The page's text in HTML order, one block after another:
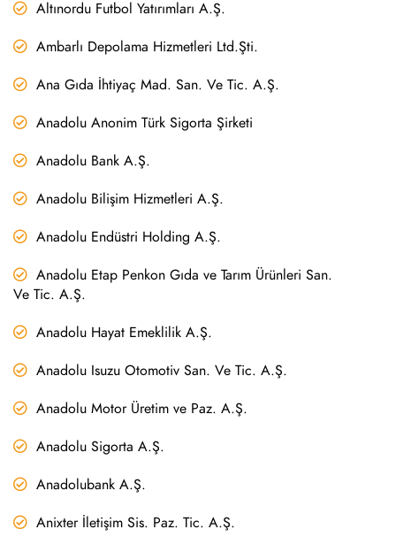
Altınordu Futbol Yatırımları A.Ş.
Ambarlı Depolama Hizmetleri Ltd.Şti.
Ana Gıda İhtiyaç Mad. San. Ve Tic. A.Ş.
Anadolu Anonim Türk Sigorta Şirketi
Anadolu Bank A.Ş.
Anadolu Bilişim Hizmetleri A.Ş.
Anadolu Endüstri Holding A.Ş.
Anadolu Etap Penkon Gıda ve Tarım Ürünleri San.
Ve Tic. A.Ş.
Anadolu Hayat Emeklilik A.Ş.
Anadolu Isuzu Otomotiv San. Ve Tic. A.Ş.
Anadolu Motor Üretim ve Paz. A.Ş.
Anadolu Sigorta A.Ş.
Anadolubank A.Ş.
Anixter İletişim Sis. Paz. Tic. A.Ş.